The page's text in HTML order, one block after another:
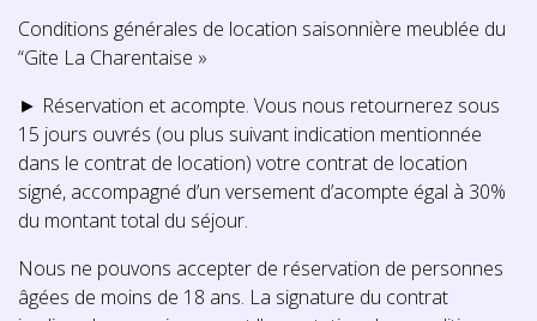
Conditions générales de location saisonnière meublée du
“Gite La Charentaise »
► Réservation et acompte. Vous nous retournerez sous
15 jours ouvrés (ou plus suivant indication mentionnée
dans le contrat de location) votre contrat de location
signé, accompagné d’un versement d’acompte égal à 30%
du montant total du séjour.
Nous ne pouvons accepter de réservation de personnes
âgées de moins de 18 ans. La signature du contrat